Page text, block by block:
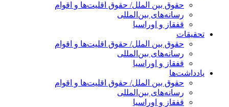
حقوق بین الملل/ حقوق اقلیت‌ها و اقوام
رسانه‌های بین‌المللی
قفقاز و اوراسیا
تحقیقات
حقوق بین الملل/ حقوق اقلیت‌ها و اقوام
رسانه‌های بین‌المللی
قفقاز و اوراسیا
یادداشت‌ها
حقوق بین الملل/ حقوق اقلیت‌ها و اقوام
رسانه‌های بین‌المللی
قفقاز و اوراسیا